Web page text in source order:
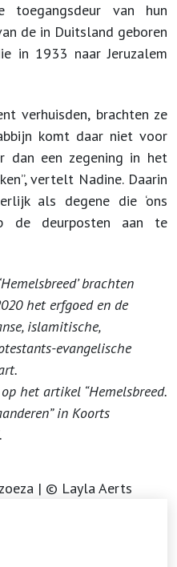
van hun
de in Duitsland geboren
in 1933 naar Jeruzalem
verhuisden, brachten ze
komt daar niet voor
dan een zegening in het
vertelt Nadine. Daarin
als degene die ‘ons
de deurposten aan te
brachten
het erfgoed en de
islamitische,
evangelische
het artikel “Hemelsbreed.
in Koorts
| © Layla Aerts